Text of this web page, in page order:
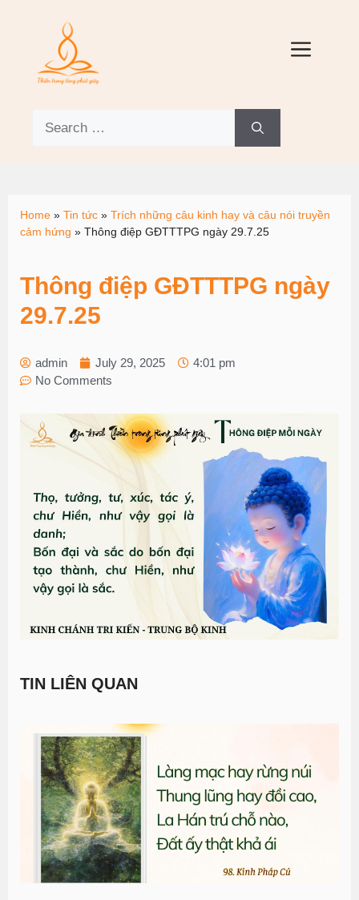
Home » Tin tức » Trích những câu kinh hay và câu nói truyền
cảm hứng » Thông điệp GĐTTTPG ngày 29.7.25
Thông điệp GĐTTTPG ngày
29.7.25
admin July 29, 2025
4:01 pm
No Comments
TIN LIÊN QUAN